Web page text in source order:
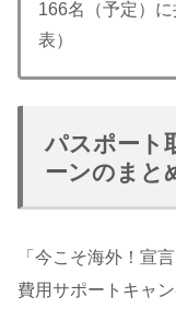
166名（予定）
表）
パスポート
ーンのまと
「今こそ海外！宣
費用サポートキャ